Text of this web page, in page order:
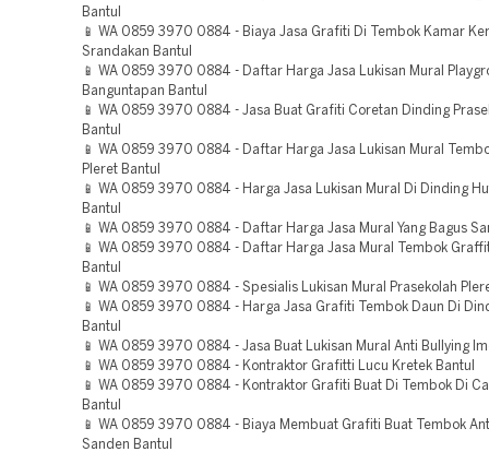
Bantul
📱 WA 0859 3970 0884 - Biaya Jasa Grafiti Di Tembok Kamar
Srandakan Bantul
📱 WA 0859 3970 0884 - Daftar Harga Jasa Lukisan Mural
Banguntapan Bantul
📱 WA 0859 3970 0884 - Jasa Buat Grafiti Coretan Dinding
Bantul
📱 WA 0859 3970 0884 - Daftar Harga Jasa Lukisan Mural
Pleret Bantul
📱 WA 0859 3970 0884 - Harga Jasa Lukisan Mural Di Dinding
Bantul
📱 WA 0859 3970 0884 - Daftar Harga Jasa Mural Yang Bagus
📱 WA 0859 3970 0884 - Daftar Harga Jasa Mural Tembok
Bantul
📱 WA 0859 3970 0884 - Spesialis Lukisan Mural Prasekolah
📱 WA 0859 3970 0884 - Harga Jasa Grafiti Tembok Daun Di
Bantul
📱 WA 0859 3970 0884 - Jasa Buat Lukisan Mural Anti Bullying
📱 WA 0859 3970 0884 - Kontraktor Grafitti Lucu Kretek Bantul
📱 WA 0859 3970 0884 - Kontraktor Grafiti Buat Di Tembok Di
Bantul
📱 WA 0859 3970 0884 - Biaya Membuat Grafiti Buat Tembok
Sanden Bantul